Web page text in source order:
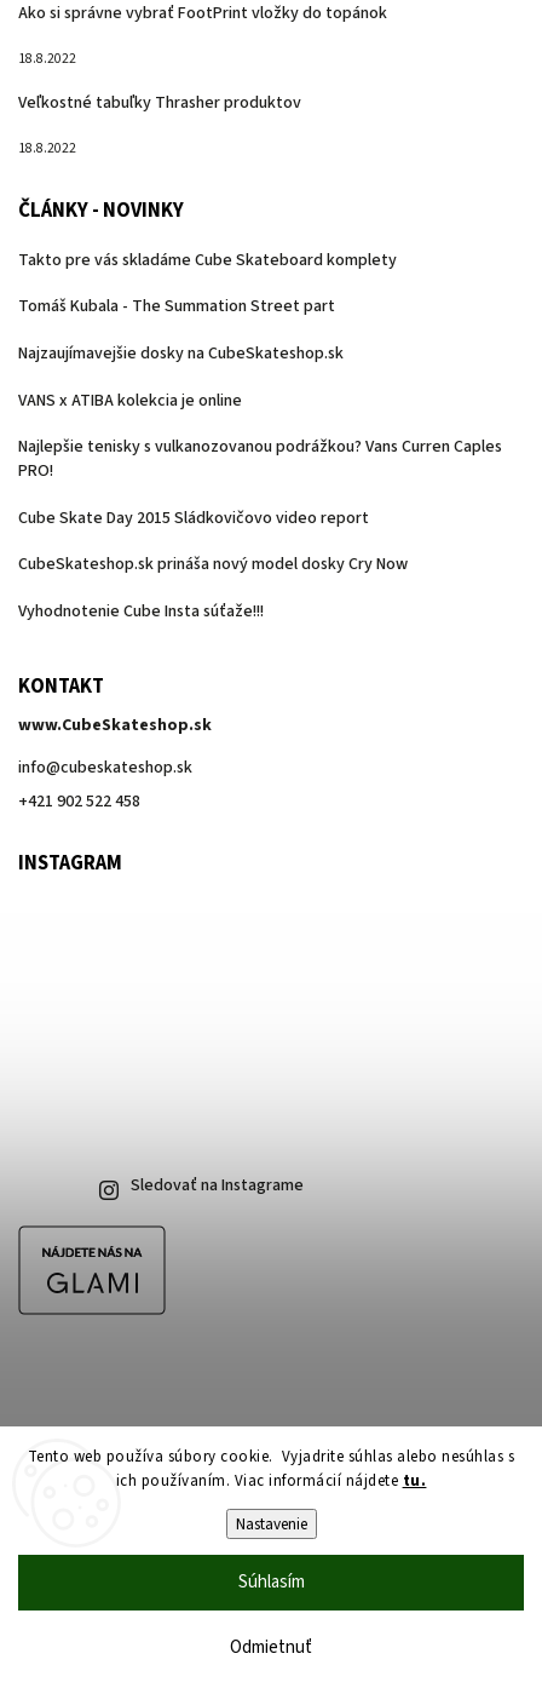
Tento web používa súbory cookie. Vyjadrite súhlas alebo nesúhlas s
ich používaním. Viac informácií nájdete tu.
Nastavenie
Odmietnuť
Súhlasím
Ako si správne vybrať FootPrint vložky do topánok
18.8.2022
Veľkostné tabuľky Thrasher produktov
18.8.2022
ČLÁNKY - NOVINKY
Takto pre vás skladáme Cube Skateboard komplety
Tomáš Kubala - The Summation Street part
Najzaujímavejšie dosky na CubeSkateshop.sk
VANS x ATIBA kolekcia je online
Najlepšie tenisky s vulkanozovanou podrážkou? Vans Curren Caples
PRO!
Cube Skate Day 2015 Sládkovičovo video report
CubeSkateshop.sk prináša nový model dosky Cry Now
Vyhodnotenie Cube Insta súťaže!!!
KONTAKT
www.CubeSkateshop.sk
info@cubeskateshop.sk
+421 902 522 458
INSTAGRAM
Sledovať na Instagrame
Copyright 2026CubeSkateshop.sk. Všetky práva vyhradené.
Upraviť nastavenie cookies
Shoptet| Design